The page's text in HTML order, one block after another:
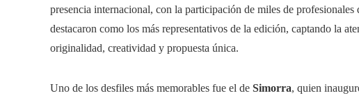
presencia internacional, con la participación de miles de profesionales
destacaron como los más representativos de la edición, captando la
originalidad, creatividad y propuesta única.
Uno de los desfiles más memorables fue el de Simorra, quien